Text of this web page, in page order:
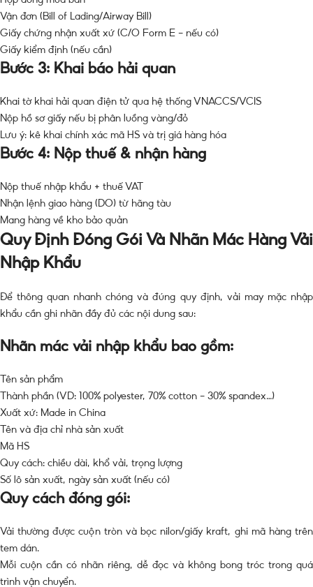
Vận đơn (Bill of Lading/Airway Bill)
Giấy chứng nhận xuất xứ (C/O Form E – nếu có)
Giấy kiểm định (nếu cần)
Bước 3: Khai báo hải quan
Khai tờ khai hải quan điện tử qua hệ thống VNACCS/VCIS
Nộp hồ sơ giấy nếu bị phân luồng vàng/đỏ
Lưu ý: kê khai chính xác mã HS và trị giá hàng hóa
Bước 4: Nộp thuế & nhận hàng
Nộp thuế nhập khẩu + thuế VAT
Nhận lệnh giao hàng (DO) từ hãng tàu
Mang hàng về kho bảo quản
Quy Định Đóng Gói Và Nhãn Mác Hàng Vải
Nhập Khẩu
Để thông quan nhanh chóng và đúng quy định, vải may mặc nhập
khẩu cần ghi nhãn đầy đủ các nội dung sau:
Nhãn mác vải nhập khẩu bao gồm:
Tên sản phẩm
Thành phần (VD: 100% polyester, 70% cotton – 30% spandex…)
Xuất xứ: Made in China
Tên và địa chỉ nhà sản xuất
Mã HS
Quy cách: chiều dài, khổ vải, trọng lượng
Số lô sản xuất, ngày sản xuất (nếu có)
Quy cách đóng gói:
Vải thường được cuộn tròn và bọc nilon/giấy kraft, ghi mã hàng trên
tem dán.
Mỗi cuộn cần có nhãn riêng, dễ đọc và không bong tróc trong quá
trình vận chuyển.